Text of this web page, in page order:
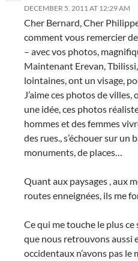
DECEMBER 5, 2011 AT 12:29 AM
Cher Bernard, Cher
comment vous remercier
– avec vos photos,
Maintenant Erevan,
lointaines, ont un visage,
J’aime ces photos de
une idée, ces photos
hommes et des femmes
des rues., s’échouer sur un
monuments, de places…
Quant aux paysages , aux
routes enneignées, ils me
Ce qui me touche le plus ce
que nous retrouvons aussi
occidentaux n’avons pas